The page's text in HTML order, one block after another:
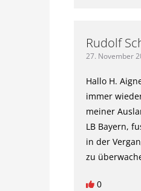
Rudolf
27. November
Hallo H.
immer
meiner
LB Bayern,
in der
zu
0